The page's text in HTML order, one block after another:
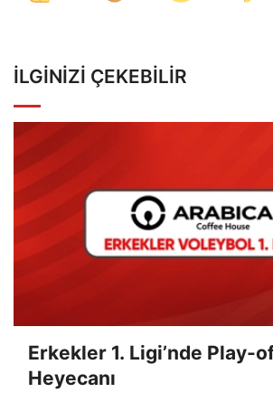
İLGINIZI ÇEKEBILIR
Erkekler 1. Ligi’nde Play-
Heyecanı